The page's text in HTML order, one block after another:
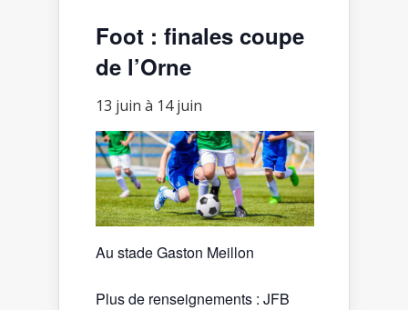
Foot : finales coupe
de l’Orne
13 juin à 14 juin
Au stade Gaston Meillon
Plus de renseignements : JFB